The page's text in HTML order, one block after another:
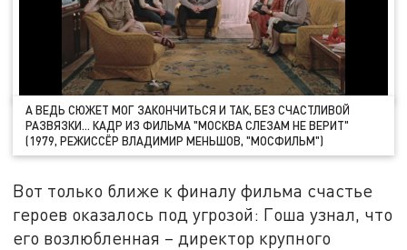
А ВЕДЬ СЮЖЕТ МОГ ЗАКОНЧИТЬСЯ И ТАК, БЕЗ СЧАСТЛИВОЙ
РАЗВЯЗКИ… КАДР ИЗ ФИЛЬМА "МОСКВА СЛЕЗАМ НЕ ВЕРИТ"
(1979, РЕЖИССЁР ВЛАДИМИР МЕНЬШОВ, "МОСФИЛЬМ")
Вот только ближе к финалу фильма счастье
героев оказалось под угрозой: Гоша узнал, что
его возлюбленная – директор крупного